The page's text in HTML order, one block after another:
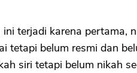
ini terjadi karena pertama,
tetapi belum resmi dan
siri tetapi belum nikah